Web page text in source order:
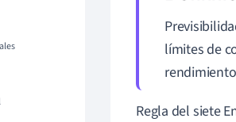
límites de
Regla del siete